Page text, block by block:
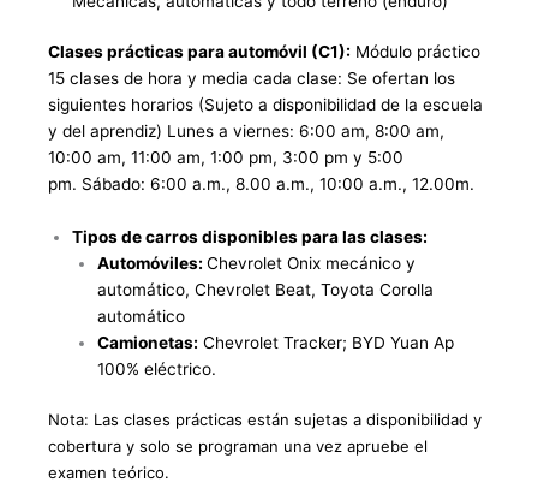
Clases prácticas para automóvil (C1): Módulo práctico
15 clases de hora y media cada clase: Se ofertan los
siguientes horarios (Sujeto a disponibilidad de la escuela
y del aprendiz) Lunes a viernes: 6:00 am, 8:00 am,
10:00 am, 11:00 am, 1:00 pm, 3:00 pm y 5:00
pm. Sábado: 6:00 a.m., 8.00 a.m., 10:00 a.m., 12.00m.
Tipos de carros disponibles para las clases:
Automóviles: Chevrolet Onix mecánico y
automático, Chevrolet Beat, Toyota Corolla
automático
Camionetas: Chevrolet Tracker; BYD Yuan Ap
100% eléctrico.
Nota: Las clases prácticas están sujetas a disponibilidad y
cobertura y solo se programan una vez apruebe el
examen teórico.